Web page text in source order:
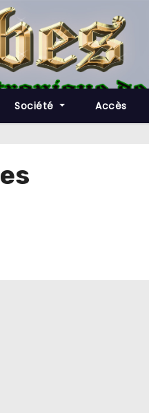
Société Accès